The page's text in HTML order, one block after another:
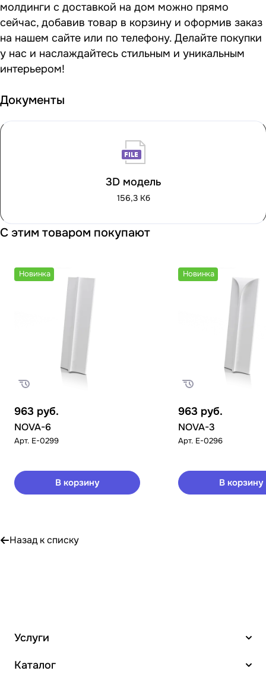
молдинги с доставкой на дом можно прямо
сейчас, добавив товар в корзину и оформив заказ
на нашем сайте или по телефону. Делайте покупки
у нас и наслаждайтесь стильным и уникальным
интерьером!
Документы
3D модель
156,3 Кб
С этим товаром покупают
Новинка
963 руб.
NOVA-6
Арт. E-0299
В корзину
Новинка
963 руб.
NOVA-3
Арт. E-0296
В корзину
Назад к списку
Услуги
Каталог